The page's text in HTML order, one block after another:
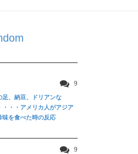
9
足、納豆、ドリアンな
・・・アメリカ人がアジア
味を食べた時の反応
9